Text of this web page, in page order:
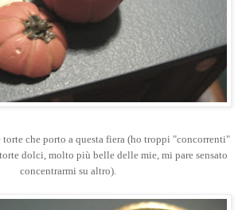
torte che porto a questa fiera (ho troppi "concorrenti"
dolci, molto più belle delle mie, mi pare sensato
concentrarmi su altro).